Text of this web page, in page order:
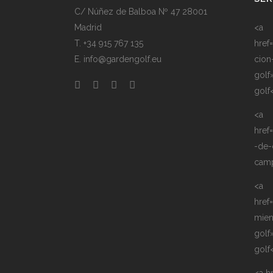
C/ Núñez de Balboa Nº 47 28001
Madrid
T. +34 915 767 135
E. info@gardengolf.eu
<a
<a
-de-
<a